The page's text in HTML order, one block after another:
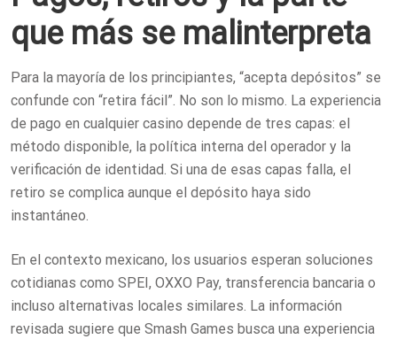
que más se malinterpreta
Para la mayoría de los principiantes, “acepta depósitos” se
confunde con “retira fácil”. No son lo mismo. La experiencia
de pago en cualquier casino depende de tres capas: el
método disponible, la política interna del operador y la
verificación de identidad. Si una de esas capas falla, el
retiro se complica aunque el depósito haya sido
instantáneo.
En el contexto mexicano, los usuarios esperan soluciones
cotidianas como SPEI, OXXO Pay, transferencia bancaria o
incluso alternativas locales similares. La información
revisada sugiere que Smash Games busca una experiencia